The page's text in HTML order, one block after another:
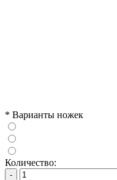
* Варианты ножек
Количество:
-